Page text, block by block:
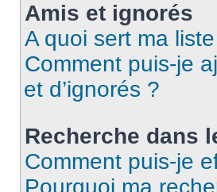
Amis et ignorés
A quoi sert ma
Comment puis-je
et d’ignorés ?
Recherche dans
Comment puis-je
Pourquoi ma